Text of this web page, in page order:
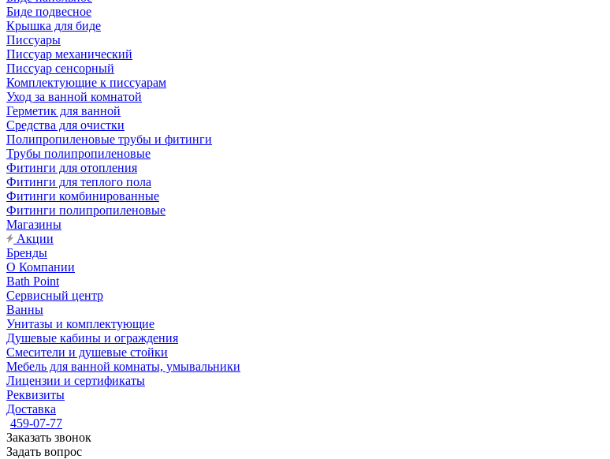
Биде подвесное
Крышка для биде
Писсуары
Писсуар механический
Писсуар сенсорный
Комплектующие к писсуарам
Уход за ванной комнатой
Герметик для ванной
Средства для очистки
Полипропиленовые трубы и фитинги
Трубы полипропиленовые
Фитинги для отопления
Фитинги для теплого пола
Фитинги комбинированные
Фитинги полипропиленовые
Магазины
Акции
Бренды
О Компании
Bath Point
Сервисный центр
Ванны
Унитазы и комплектующие
Душевые кабины и ограждения
Смесители и душевые стойки
Мебель для ванной комнаты, умывальники
Лицензии и сертификаты
Реквизиты
Доставка
459-07-77
Заказать звонок
Задать вопрос